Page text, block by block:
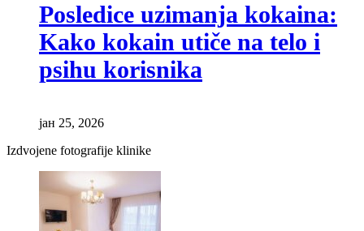
Posledice uzimanja kokaina:
Kako kokain utiče na telo i
psihu korisnika
јан 25, 2026
Izdvojene fotografije klinike